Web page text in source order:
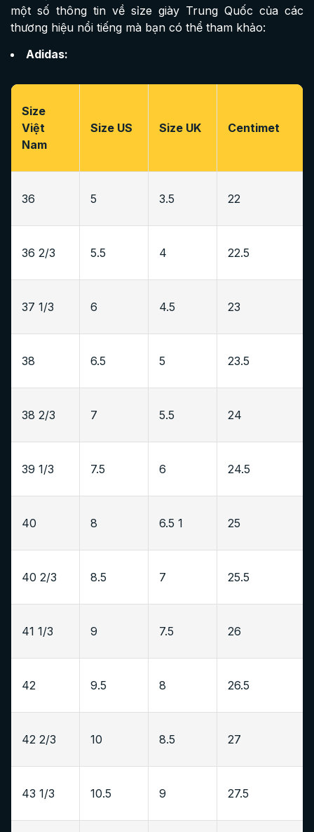
một số thông tin về sỉze giày Trung Quốc của các
thương hiệu nổi tiếng mà bạn có thể tham khảo:
Adidas:
Size
Việt
Nam
Size US Size UK Centimet
36 5 3.5 22
36 2/3 5.5 4 22.5
37 1/3 6 4.5 23
38 6.5 5 23.5
38 2/3 7 5.5 24
39 1/3 7.5 6 24.5
40 8 6.5 1 25
40 2/3 8.5 7 25.5
41 1/3 9 7.5 26
42 9.5 8 26.5
42 2/3 10 8.5 27
43 1/3 10.5 9 27.5